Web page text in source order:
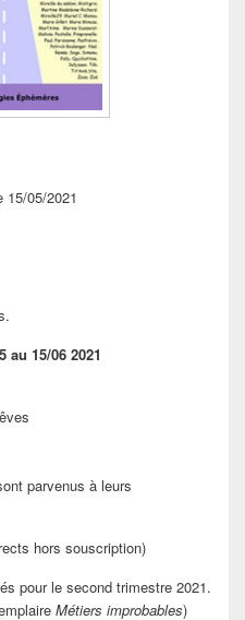
15/05/2021
15/06 2021
parvenus à leurs
hors souscription)
pour le second trimestre 2021.
Métiers improbables)